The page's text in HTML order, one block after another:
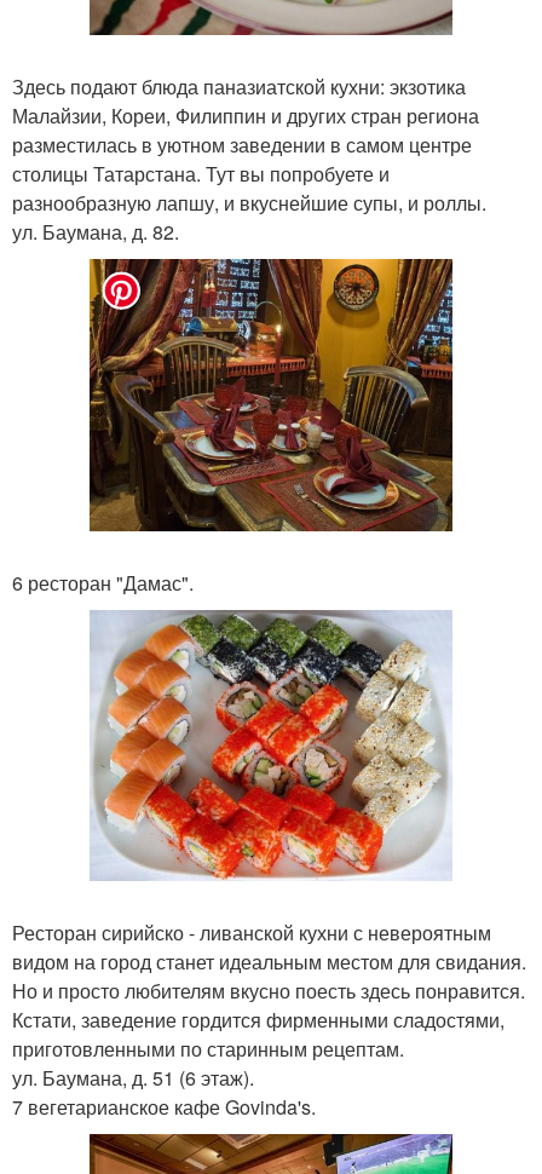
Здесь подают блюда паназиатской кухни: экзотика
Малайзии, Кореи, Филиппин и других стран региона
разместилась в уютном заведении в самом центре
столицы Татарстана. Тут вы попробуете и
разнообразную лапшу, и вкуснейшие супы, и роллы.
ул. Баумана, д. 82.
6 ресторан "Дамас".
Ресторан сирийско - ливанской кухни с невероятным
видом на город станет идеальным местом для свидания.
Но и просто любителям вкусно поесть здесь понравится.
Кстати, заведение гордится фирменными сладостями,
приготовленными по старинным рецептам.
ул. Баумана, д. 51 (6 этаж).
7 вегетарианское кафе Govinda's.